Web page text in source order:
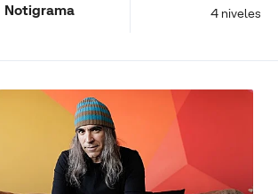
Notigrama 4 niveles